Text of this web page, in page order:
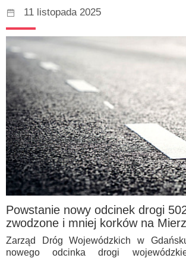
11 listopada 2025
Powstanie nowy odcinek drogi
zwodzone i mniej korków na
Zarząd Dróg Wojewódzkich w
nowego odcinka drogi